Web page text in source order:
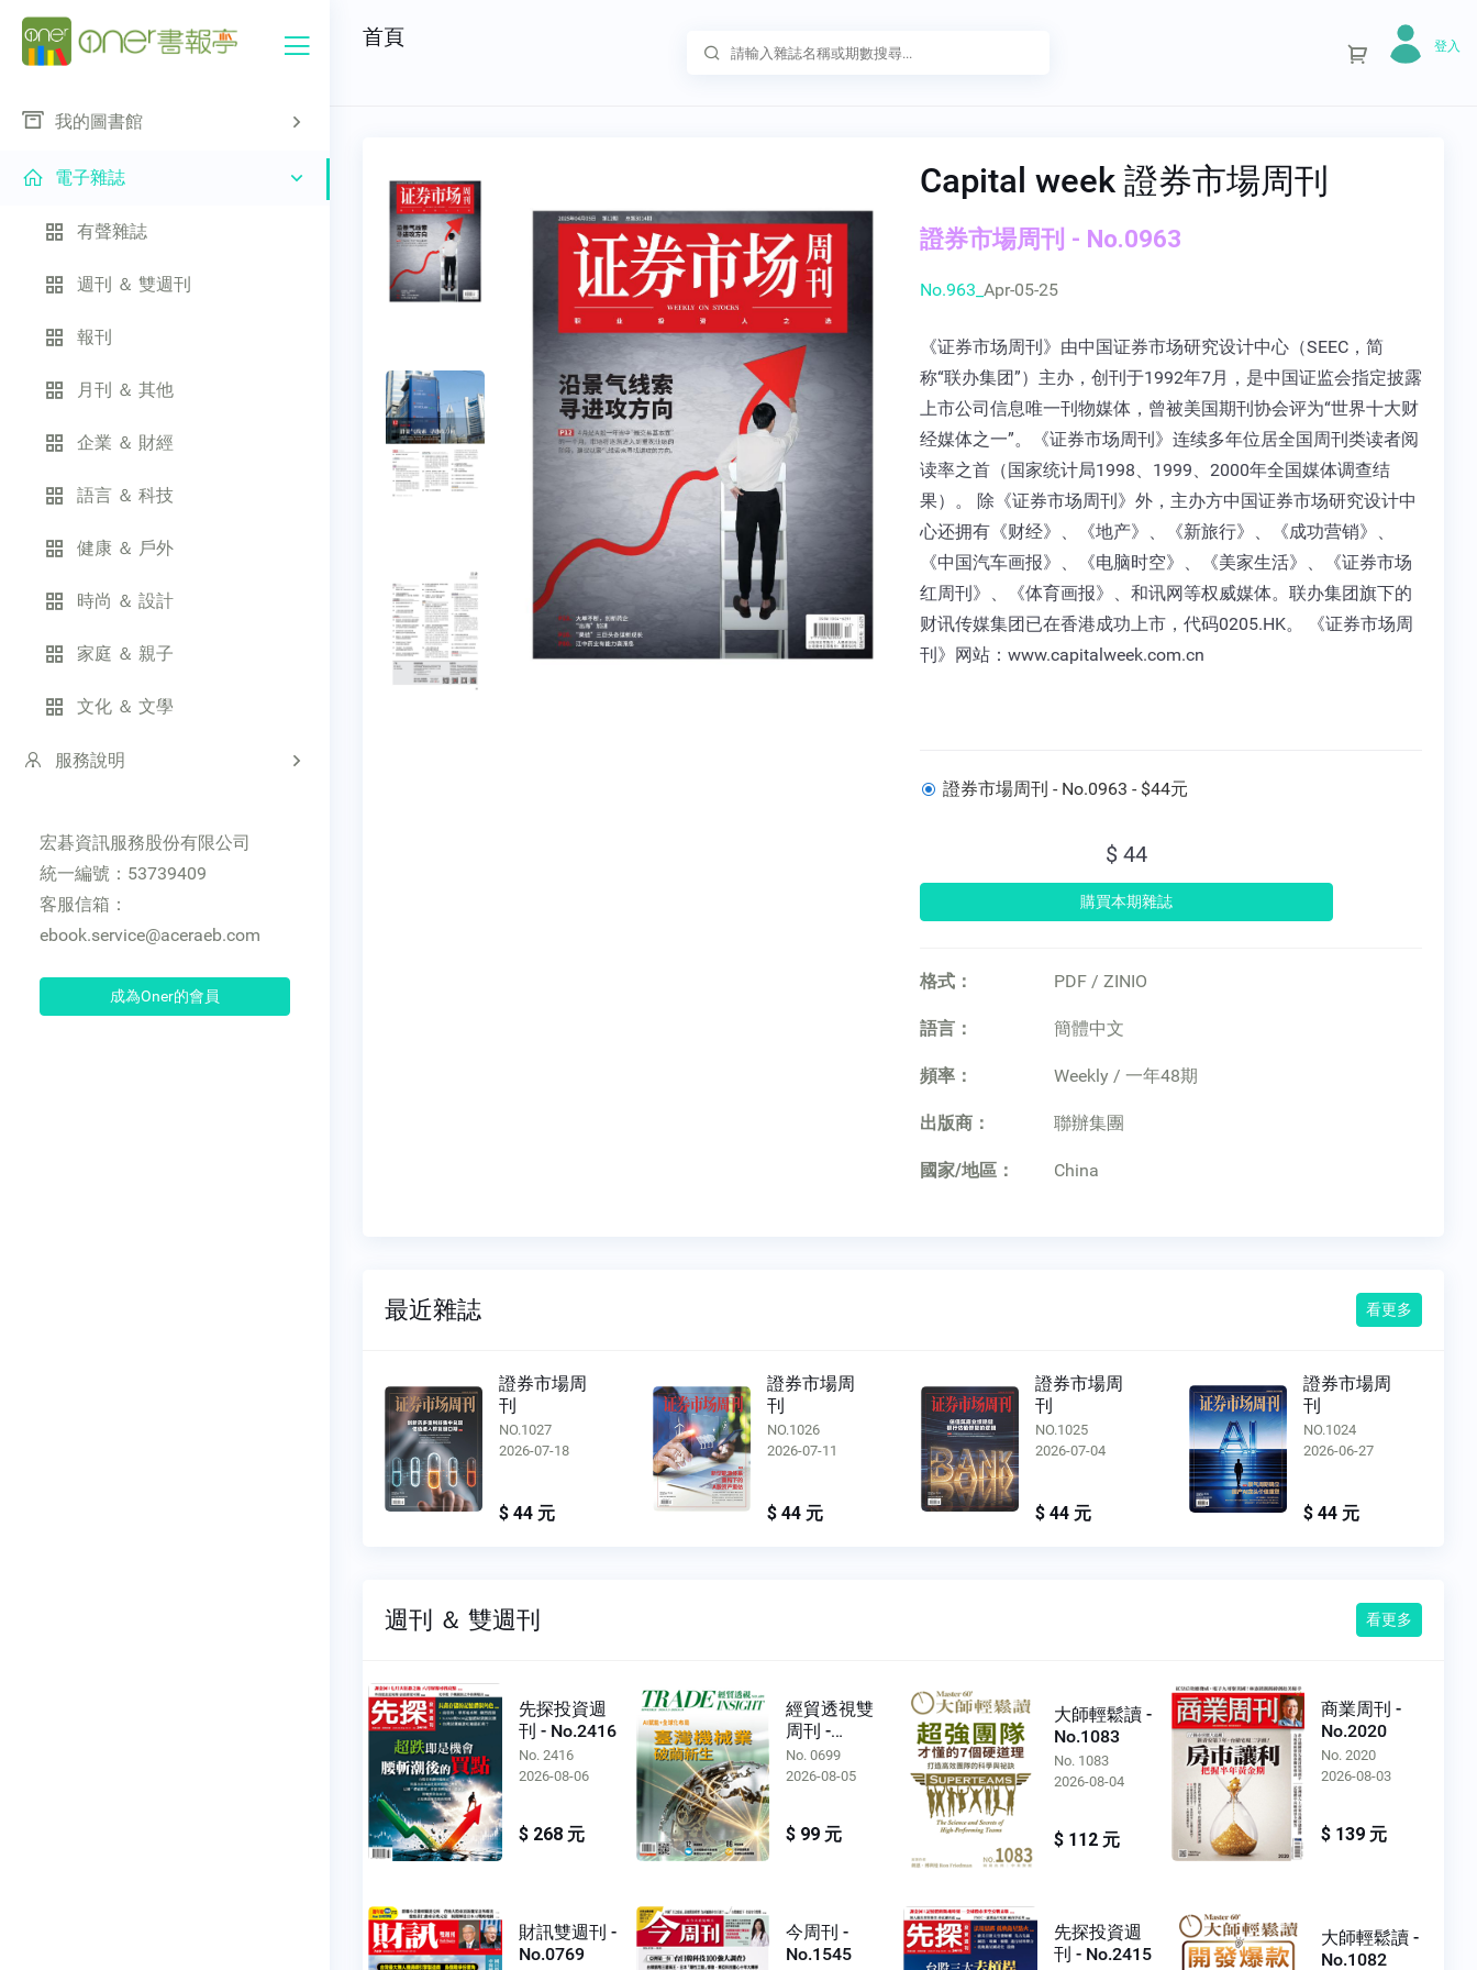
我的圖書館
電子雜誌
有聲雜誌
週刊 ＆ 雙週刊
報刊
月刊 ＆ 其他
企業 ＆ 財經
語言 ＆ 科技
健康 ＆ 戶外
時尚 ＆ 設計
家庭 ＆ 親子
文化 ＆ 文學
服務說明
宏碁資訊服務股份有限公司
統一編號：53739409
客服信箱：
ebook.service@aceraeb.com
成為Oner的會員
首頁 登入
Capital week 證券市場周刊
證券市場周刊 - No.0963
No.963_ Apr-05-25
《证券市场周刊》由中国证券市场研究设计中心（SEEC，简
称“联办集团”）主办，创刊于1992年7月，是中国证监会指定披露
上市公司信息唯一刊物媒体，曾被美国期刊协会评为“世界十大财
经媒体之一”。《证券市场周刊》连续多年位居全国周刊类读者阅
读率之首（国家统计局1998、1999、2000年全国媒体调查结
果）。 除《证券市场周刊》外，主办方中国证券市场研究设计中
心还拥有《财经》、《地产》、《新旅行》、《成功营销》、
《中国汽车画报》、《电脑时空》、《美家生活》、《证券市场
红周刊》、《体育画报》、和讯网等权威媒体。联办集团旗下的
财讯传媒集团已在香港成功上市，代码0205.HK。 《证券市场周
刊》网站：www.capitalweek.com.cn
證券市場周刊 - No.0963 - $44元
$ 44
格式： PDF / ZINIO
語言： 簡體中文
頻率： Weekly / 一年48期
出版商： 聯辦集團
國家/地區： China
最近雜誌 看更多
證券市場周
刊
NO.1026
2026-07-11
$ 44 元
證券市場周
刊
NO.1025
2026-07-04
$ 44 元
證券市場周
刊
NO.1024
2026-06-27
$ 44 元
證券市場周
刊
NO.1023
2026-06-20
$ 44 元
週刊 ＆ 雙週刊 看更多
先探投資週
刊 - No.2416
No. 2416
2026-08-06
$ 268 元
經貿透視雙
周刊 -
No.0699
No. 0699
2026-08-05
$ 99 元
大師輕鬆讀 -
No.1083
No. 1083
2026-08-04
$ 112 元
商業周刊 -
No.2020
No. 2020
2026-08-03
$ 139 元
財訊雙週刊 -
No.0769
今周刊 -
No.1545
先探投資週
刊 - No.2415
大師輕鬆讀 -
No.1082